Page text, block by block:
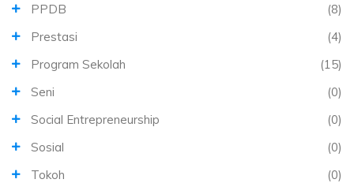
PPDB
(8)
Prestasi
(4)
Program Sekolah
(15)
Seni
(0)
Social Entrepreneurship
(0)
Sosial
(0)
Tokoh
(0)